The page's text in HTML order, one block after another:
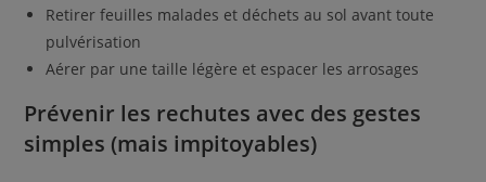
Retirer feuilles malades et déchets au sol avant toute
pulvérisation
Aérer par une taille légère et espacer les arrosages
Prévenir les rechutes avec des gestes
simples (mais impitoyables)